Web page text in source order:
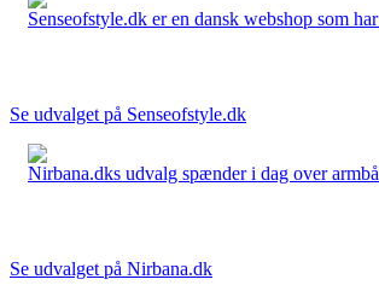
Senseofstyle.dk er en dansk webshop som
Se udvalget på Senseofstyle.dk
Nirbana.dks udvalg spænder i dag over
Se udvalget på Nirbana.dk